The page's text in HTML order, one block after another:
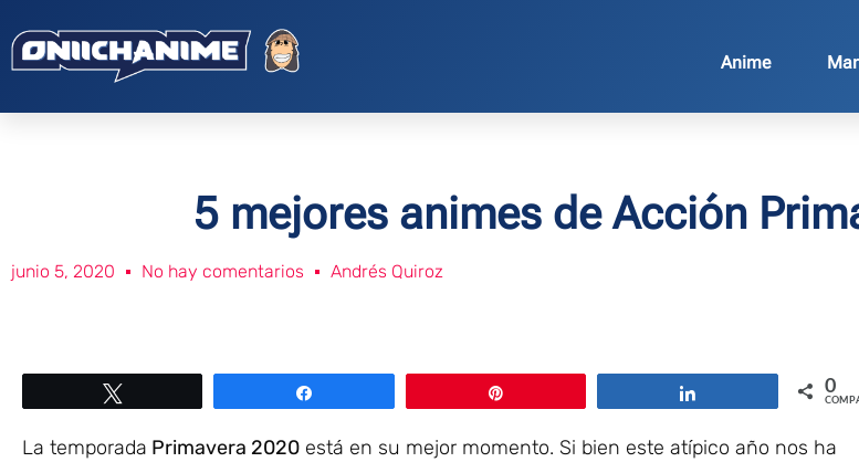
Anime
5 mejores animes de Acción
junio 5, 2020 No hay comentarios Andrés Quiroz
0
La temporada Primavera 2020 está en su mejor momento. Si bien este atípico año nos ha